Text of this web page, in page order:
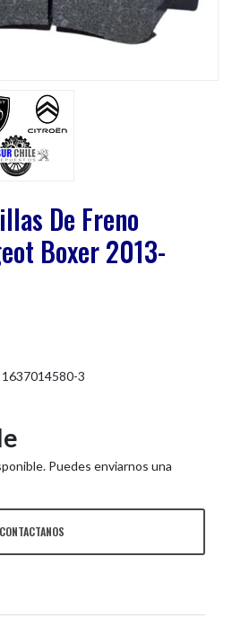
De Freno
Boxer 2013-
3
Puedes enviarnos una
CONTACTANOS